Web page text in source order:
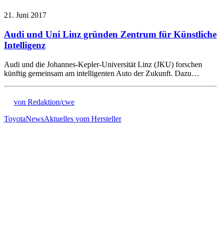
21. Juni 2017
Audi und Uni Linz gründen Zentrum für Künstliche
Intelligenz
Audi und die Johannes-Kepler-Universität Linz (JKU) forschen
künftig gemeinsam am intelligenten Auto der Zukunft. Dazu…
von Redaktion/cwe
ToyotaNewsAktuelles vom Hersteller